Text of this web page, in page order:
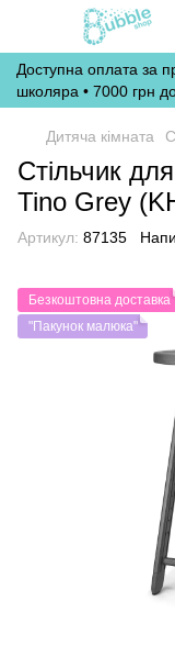
Доступна оплата за
школяра • 7000 грн
Дитяча кімната
Стільчик
Tino Grey
Артикул: 87135
Безкоштовна доставка
"Пакунок малюка"